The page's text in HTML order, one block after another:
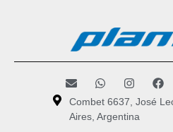
Combet 6637, José
Aires, Argentina